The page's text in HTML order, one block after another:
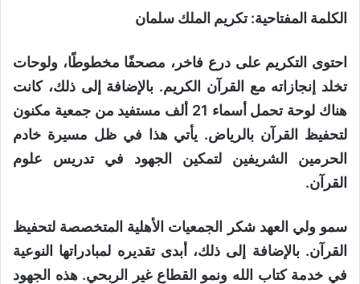
الكلمة المفتاحية: تكريم الملك سلمان
احتوى التكريم على درع فاخر، مصحفًا مخطوطًا، ولوحات
تخلد إنجازاته مع القرآن الكريم. بالإضافة إلى ذلك، كانت
هناك لوحة تحمل أسماء 21 ألف مستفيد من جمعية مكنون
لتحفيظ القرآن بالرياض. يأتي هذا في ظل مسيرة خادم
الحرمين الشريفين لتمكين الجهود في تدريس علوم
القرآن.
سمو ولي العهد شكر الجمعيات الأهلية المتخصصة لتحفيظ
القرآن. بالإضافة إلى ذلك، أبدى تقديره لمبادراتها النوعية
في خدمة كتاب الله ونمو القطاع غير الربحي. هذه الجهود